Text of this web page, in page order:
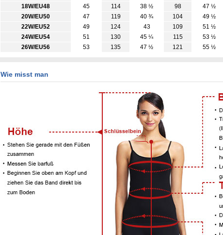
18W/EU48
45 114 38 ½ 98 47 ½
20W/EU50
47 119 40 ¾ 104 49 ½
22W/EU52
49 124 43 109 51 ½
24W/EU54
51 130 45 ¼ 115 53 ½
26W/EU56
53 135 47 ½ 121 55 ½
Wie misst man